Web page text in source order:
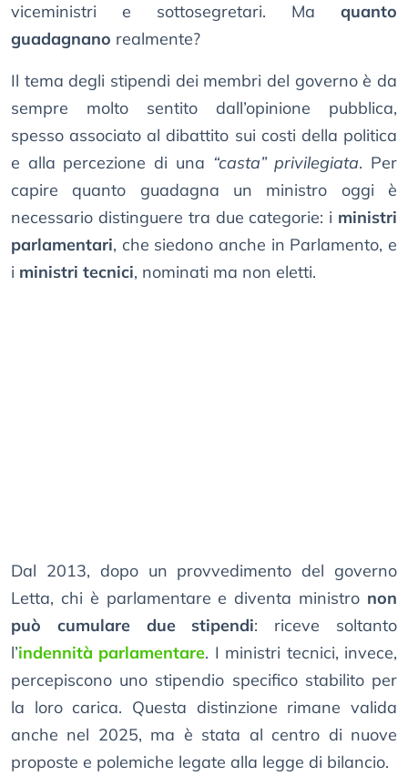
viceministri e sottosegretari. Ma quanto
guadagnano realmente?
Il tema degli stipendi dei membri del governo è da
sempre molto sentito dall’opinione pubblica,
spesso associato al dibattito sui costi della politica
e alla percezione di una “casta” privilegiata. Per
capire quanto guadagna un ministro oggi è
necessario distinguere tra due categorie: i ministri
parlamentari, che siedono anche in Parlamento, e
i ministri tecnici, nominati ma non eletti.
Dal 2013, dopo un provvedimento del governo
Letta, chi è parlamentare e diventa ministro non
può cumulare due stipendi: riceve soltanto
l’indennità parlamentare. I ministri tecnici, invece,
percepiscono uno stipendio specifico stabilito per
la loro carica. Questa distinzione rimane valida
anche nel 2025, ma è stata al centro di nuove
proposte e polemiche legate alla legge di bilancio.